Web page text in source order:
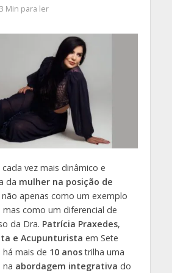
3 Min para ler
vez mais dinâmico e
da mulher na posição de
não apenas como um exemplo
como um diferencial de
da Dra. Patrícia Praxedes,
e Acupunturista em Sete
mais de 10 anostrilha uma
na abordagem integrativa do